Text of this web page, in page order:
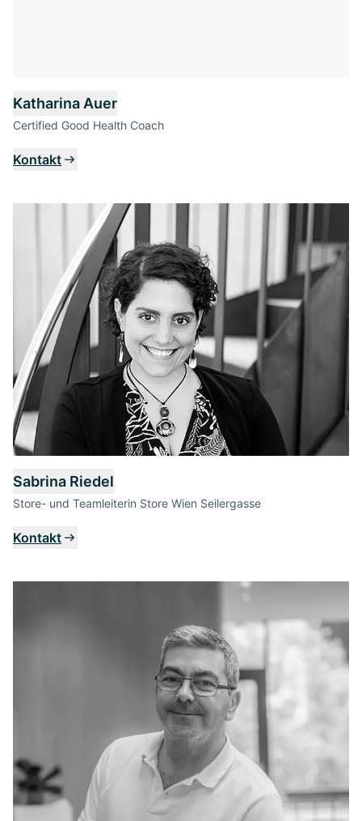
Katharina Auer
Certified Good Health Coach
Kontakt
Sabrina Riedel
Store- und Teamleiterin Store Wien Seilergasse
Kontakt